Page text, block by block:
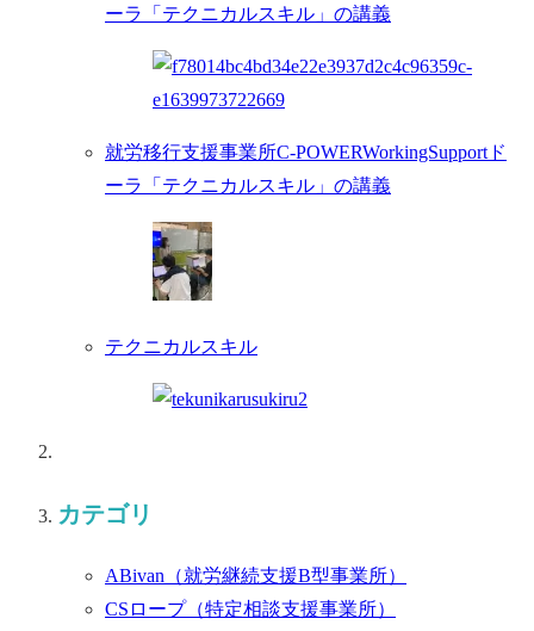
ーラ「テクニカルスキル」の講義
就労移行支援事業所C-POWERWorkingSupportド
ーラ「テクニカルスキル」の講義
テクニカルスキル
カテゴリ
ABivan （就労継続支援B型事業所）
CSロープ （特定相談支援事業所）